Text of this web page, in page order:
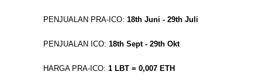
PENJUALAN PRA-ICO: 18th Juni - 29th Juli
PENJUALAN ICO: 18th Sept - 29th Okt
HARGA PRA-ICO: 1 LBT = 0,007 ETH